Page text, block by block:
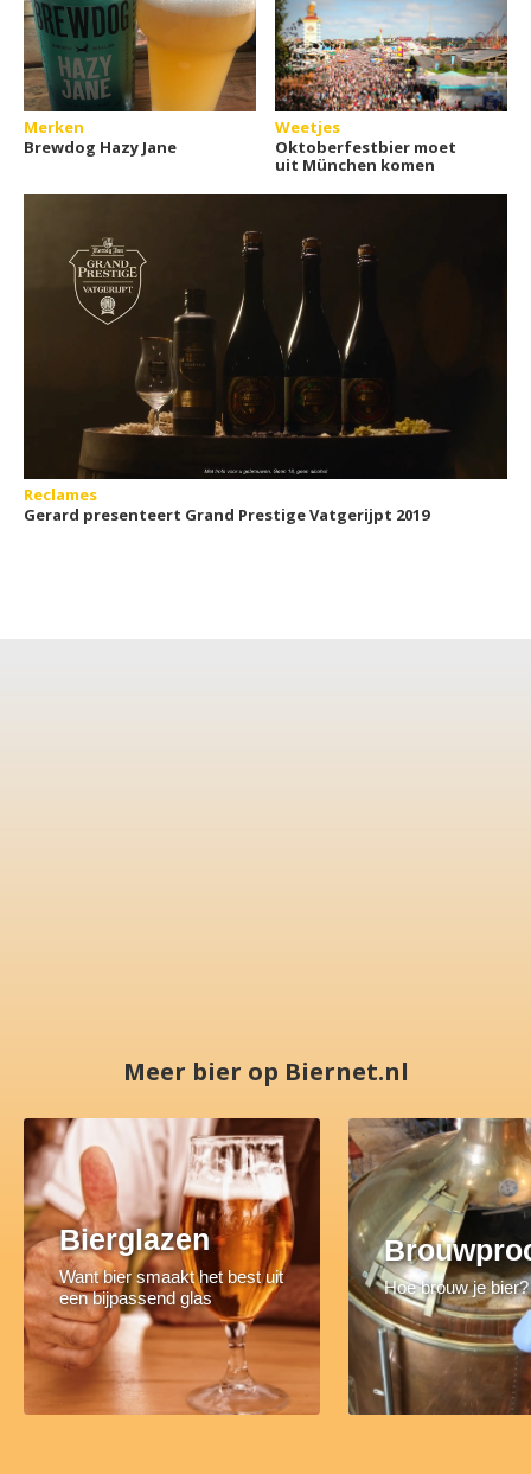
Merken
Brewdog Hazy Jane
Weetjes
Oktoberfestbier moet
uit München komen
Reclames
Gerard presenteert Grand Prestige Vatgerijpt 2019
Meer bier op Biernet.nl
Bierglazen
Want bier smaakt het best uit
een bijpassend glas
Hoe brouw je bier?